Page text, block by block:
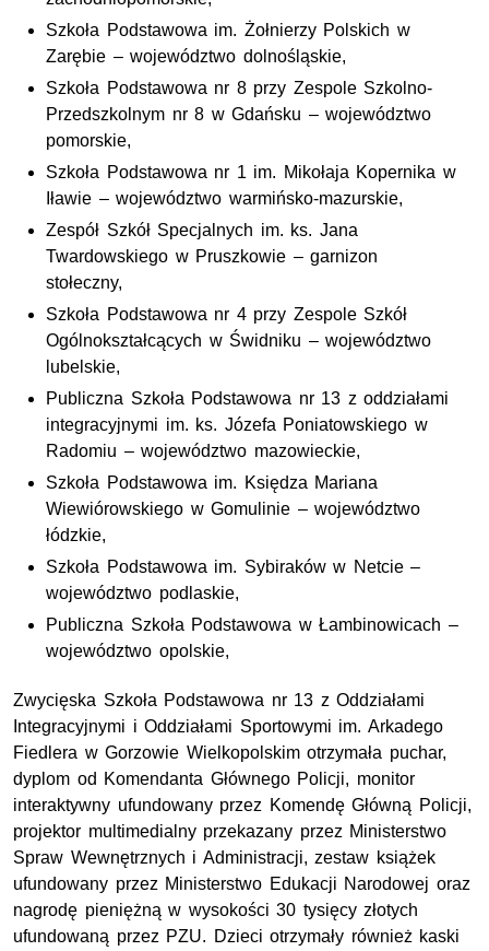
Szkoła Podstawowa im. Żołnierzy Polskich w
Zarębie – województwo dolnośląskie,
Szkoła Podstawowa nr 8 przy Zespole Szkolno-
Przedszkolnym nr 8 w Gdańsku – województwo
pomorskie,
Szkoła Podstawowa nr 1 im. Mikołaja Kopernika w
Iławie – województwo warmińsko-mazurskie,
Zespół Szkół Specjalnych im. ks. Jana
Twardowskiego w Pruszkowie – garnizon
stołeczny,
Szkoła Podstawowa nr 4 przy Zespole Szkół
Ogólnokształcących w Świdniku – województwo
lubelskie,
Publiczna Szkoła Podstawowa nr 13 z oddziałami
integracyjnymi im. ks. Józefa Poniatowskiego w
Radomiu – województwo mazowieckie,
Szkoła Podstawowa im. Księdza Mariana
Wiewiórowskiego w Gomulinie – województwo
łódzkie,
Szkoła Podstawowa im. Sybiraków w Netcie –
województwo podlaskie,
Publiczna Szkoła Podstawowa w Łambinowicach –
województwo opolskie,
Zwycięska Szkoła Podstawowa nr 13 z Oddziałami
Integracyjnymi i Oddziałami Sportowymi im. Arkadego
Fiedlera w Gorzowie Wielkopolskim otrzymała puchar,
dyplom od Komendanta Głównego Policji, monitor
interaktywny ufundowany przez Komendę Główną Policji,
projektor multimedialny przekazany przez Ministerstwo
Spraw Wewnętrznych i Administracji, zestaw książek
ufundowany przez Ministerstwo Edukacji Narodowej oraz
nagrodę pieniężną w wysokości 30 tysięcy złotych
ufundowaną przez PZU. Dzieci otrzymały również kaski